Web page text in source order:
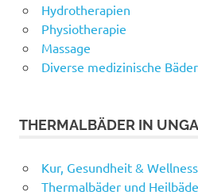
Hydrotherapien
Physiotherapie
Massage
Diverse medizinische Bäder
THERMALBÄDER IN
Kur, Gesundheit &
Thermalbäder und